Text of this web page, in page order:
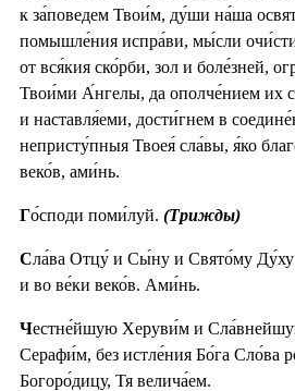
к за́поведем Твои́м, ду́ши на́ша
помышле́ния испра́ви, мы́сли
от вся́кия ско́рби, зол и боле́зней,
Твои́ми А́нгелы, да ополче́нием их
и наставля́еми, дости́гнем в
непристу́пныя Твоея́ сла́вы, я́ко
веко́в, ами́нь.
Го́споди поми́луй. (Трижды)
Сла́ва Отцу́ и Сы́ну и Свято́му
и во ве́ки веко́в. Ами́нь.
Честне́йшую Херуви́м и
Серафи́м, без истле́ния Бо́га
Богоро́дицу, Тя велича́ем.